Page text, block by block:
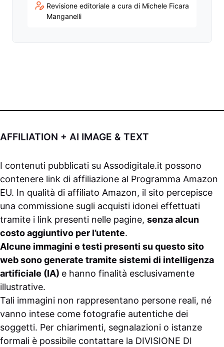
Revisione editoriale a cura di Michele Ficara
Manganelli
AFFILIATION + AI IMAGE & TEXT
I contenuti pubblicati su Assodigitale.it possono
contenere link di affiliazione al Programma Amazon
EU. In qualità di affiliato Amazon, il sito percepisce
una commissione sugli acquisti idonei effettuati
tramite i link presenti nelle pagine, senza alcun
costo aggiuntivo per l’utente.
Alcune immagini e testi presenti su questo sito
web sono generate tramite sistemi di intelligenza
artificiale (IA) e hanno finalità esclusivamente
illustrative.
Tali immagini non rappresentano persone reali, né
vanno intese come fotografie autentiche dei
soggetti. Per chiarimenti, segnalazioni o istanze
formali è possibile contattare la DIVISIONE DI